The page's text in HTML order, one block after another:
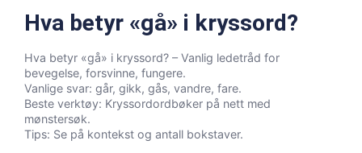
Hva betyr «gå» i kryssord?
Hva betyr «gå» i kryssord? – Vanlig ledetråd for
bevegelse, forsvinne, fungere.
Vanlige svar: går, gikk, gås, vandre, fare.
Beste verktøy: Kryssordordbøker på nett med
mønstersøk.
Tips: Se på kontekst og antall bokstaver.